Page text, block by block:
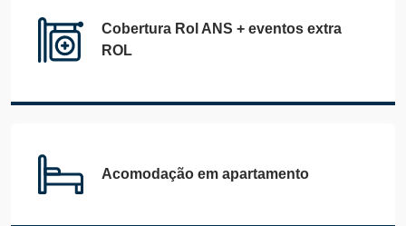
Cobertura Rol ANS + eventos extra
ROL
Acomodação em apartamento